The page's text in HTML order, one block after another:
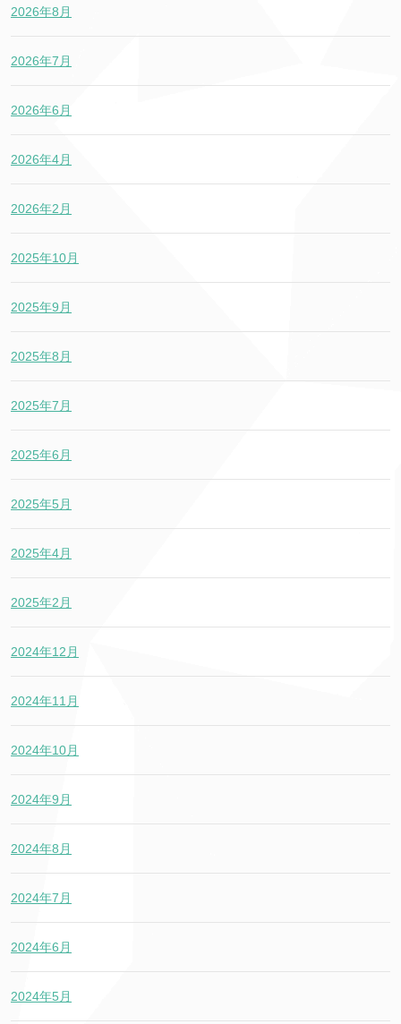
2026年8月
2026年7月
2026年6月
2026年4月
2026年2月
2025年10月
2025年9月
2025年8月
2025年7月
2025年6月
2025年5月
2025年4月
2025年2月
2024年12月
2024年11月
2024年10月
2024年9月
2024年8月
2024年7月
2024年6月
2024年5月